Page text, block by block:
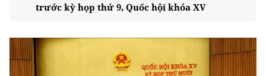
trước kỳ họp thứ 9, Quốc hội khóa XV